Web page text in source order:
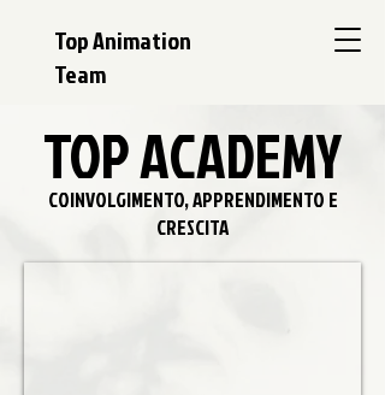
Top Animation
Team
TOP ACADEMY
COINVOLGIMENTO, APPRENDIMENTO E
CRESCITA